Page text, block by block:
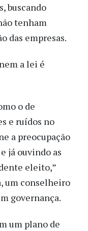
buscando
tenham
das empresas.
a lei é
o de
e ruídos no
a preocupação
já ouvindo as
eleito,”
um conselheiro
governança.
um plano de